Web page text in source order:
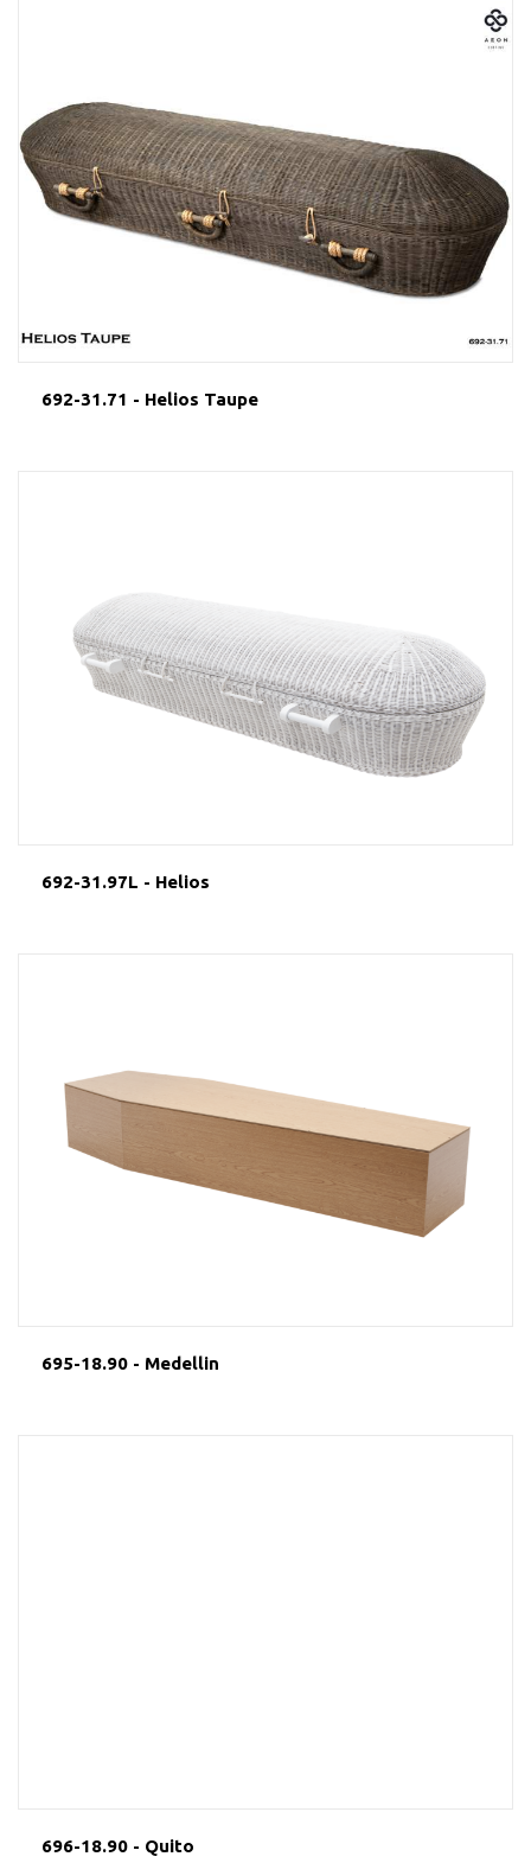
692-31.71 - Helios Taupe
692-31.97L - Helios
695-18.90 - Medellin
696-18.90 - Quito